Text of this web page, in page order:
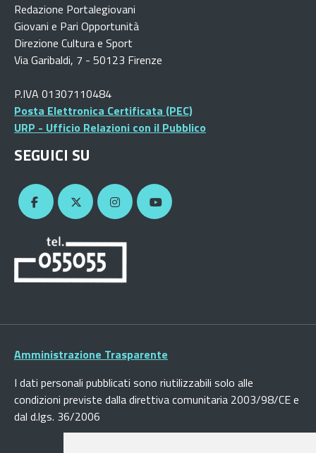
Redazione Portalegiovani
Giovani e Pari Opportunità
Direzione Cultura e Sport
Via Garibaldi, 7 - 50123 Firenze
P.IVA 01307110484
Posta Elettronica Certificata (PEC)
URP - Ufficio Relazioni con il Pubblico
SEGUICI SU
Amministrazione Trasparente
I dati personali pubblicati sono riutilizzabili solo alle
condizioni previste dalla direttiva comunitaria 2003/98/CE e
dal d.lgs. 36/2006